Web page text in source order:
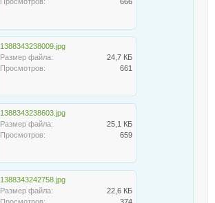
1388343238009.jpg
Размер файла:
24,7 КБ
Просмотров:
661
1388343238603.jpg
Размер файла:
25,1 КБ
Просмотров:
659
1388343242758.jpg
Размер файла:
22,6 КБ